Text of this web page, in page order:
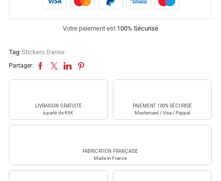
Votre paiement est 100% Sécurisé
Tag:Stickers Danse
Partager:
LIVRAISON GRATUITE
à partir de 69€
PAIEMENT 100% SÉCURISÉ
Mastercard / Visa / Paypal
FABRICATION FRANÇAISE
Made in France